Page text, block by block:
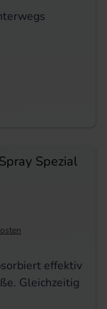
Spezial
effektiv
Gleichzeitig